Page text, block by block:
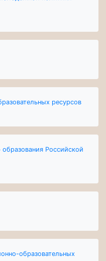
ресурсов
Российской
образовательных